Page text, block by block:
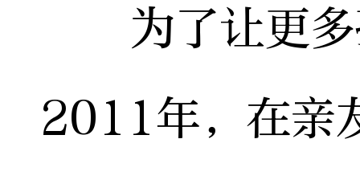
为了让更多
2011年，在亲